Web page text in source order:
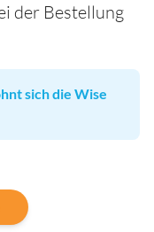
der Bestellung
sich die Wise